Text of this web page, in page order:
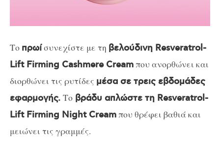
Το πρωίσυνεχίστε με τη βελούδινη Resveratrol-
Lift Firming Cashmere Creamπου ανορθώνει και
διορθώνει τις ρυτίδες μέσα σε τρεις εβδομάδες
εφαρμογής. Το βράδυ απλώστε τη Resveratrol-
Lift Firming Night Creamπου θρέφει βαθιά και
μειώνει τις γραμμές.